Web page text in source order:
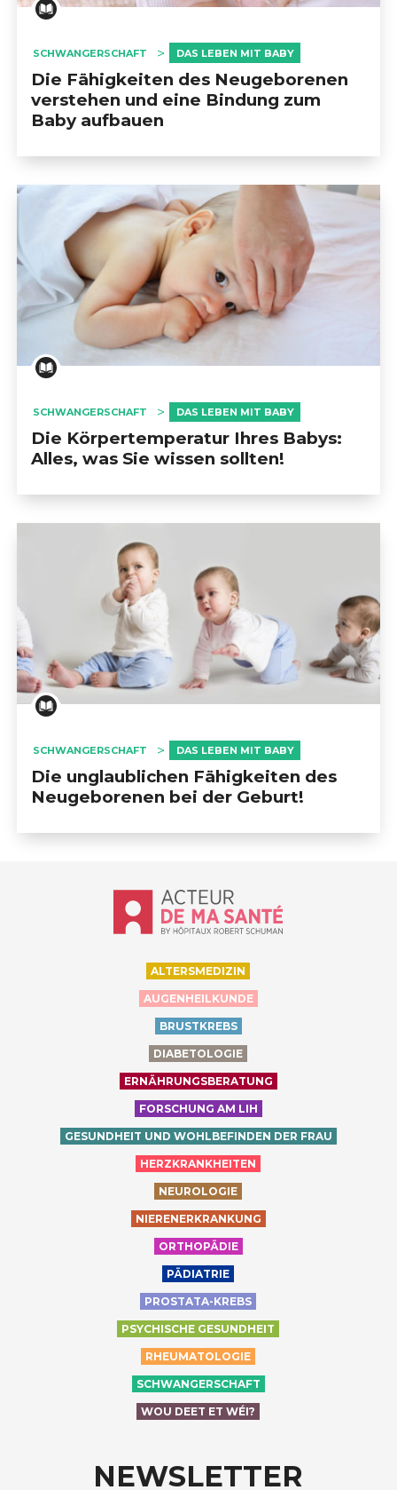
SCHWANGERSCHAFT DAS LEBEN MIT BABY
Die Fähigkeiten des Neugeborenen
verstehen und eine Bindung zum
Baby aufbauen
SCHWANGERSCHAFT DAS LEBEN MIT BABY
Die Körpertemperatur Ihres Babys:
Alles, was Sie wissen sollten!
SCHWANGERSCHAFT DAS LEBEN MIT BABY
Die unglaublichen Fähigkeiten des
Neugeborenen bei der Geburt!
Accueil - Acteur de ma santé, by
ALTERSMEDIZIN
AUGENHEILKUNDE
BRUSTKREBS
DIABETOLOGIE
ERNÄHRUNGSBERATUNG
FORSCHUNG AM LIH
GESUNDHEIT UND WOHLBEFINDEN DER FRAU
HERZKRANKHEITEN
NEUROLOGIE
NIERENERKRANKUNG
ORTHOPÄDIE
PÄDIATRIE
PROSTATA-KREBS
PSYCHISCHE GESUNDHEIT
RHEUMATOLOGIE
SCHWANGERSCHAFT
WOU DEET ET WÉI?
NEWSLETTER